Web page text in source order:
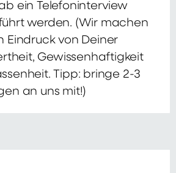
ein Telefoninterview
werden. (Wir machen
Eindruck von Deiner
Gewissenhaftigkeit
Tipp: bringe 2-3
an uns mit!)